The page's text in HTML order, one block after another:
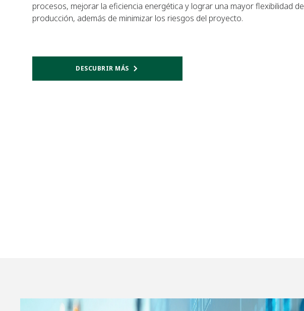
procesos, mejorar la eficiencia energética y lograr una mayor flexibilidad de
producción, además de minimizar los riesgos del proyecto.
DESCUBRIR MÁS